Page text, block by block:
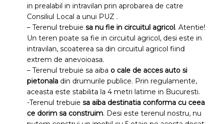
in prealabil in intravilan prin aprobarea de catre
Consiliul Local a unui PUZ .
– Terenul trebuie sa nu fie in circuitul agricol. Atentie!
Un teren poate sa fie in circuitul agricol, desi este in
intravilan, scoaterea sa din circuitul agricol fiind
extrem de anevoioasa.
– Terenul trebuie sa aiba o cale de acces auto si
pietonala din drumurile publice. Prin regulamente,
aceasta este stabilita la 4 metri latime in Bucuresti.
-Terenul trebuie sa aiba destinatia conforma cu ceea
ce dorim sa construim. Desi este terenul nostru, nu